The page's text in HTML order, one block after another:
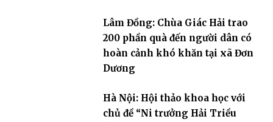
Lâm Đồng: Chùa Giác Hải trao
200 phần quà đến người dân có
hoàn cảnh khó khăn tại xã Đơn
Dương
Hà Nội: Hội thảo khoa học với
chủ đề “Ni trưởng Hải Triều